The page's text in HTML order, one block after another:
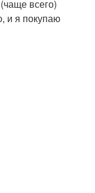
всего)
и я покупаю